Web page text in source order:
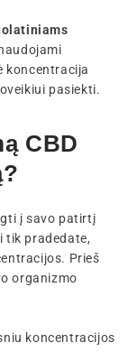
koncentracija
pasiekti.
CBD
į savo patirtį
tik pradedate,
Prieš
organizmo
koncentracijos